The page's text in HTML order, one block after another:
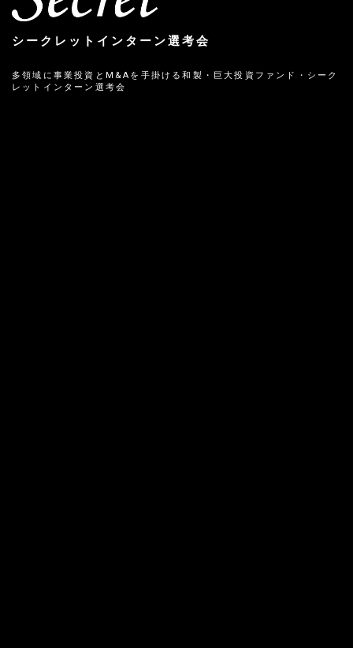
シークレットインターン選考会
多領域に事業投資とM&Aを手掛ける和製・巨大投資ファンド・シーク
レットインターン選考会